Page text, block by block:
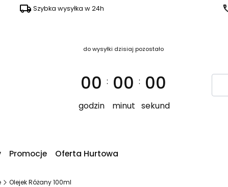
Szybka wysyłka w 24h
do wysyłki dzisiaj pozostało
00
godzin
: 00
minut
: 00
sekund
Promocje Oferta Hurtowa
Olejek Różany 100ml